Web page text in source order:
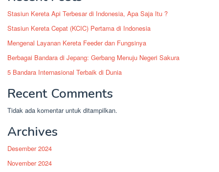
Stasiun Kereta Api Terbesar di Indonesia, Apa Saja Itu ?
Stasiun Kereta Cepat (KCIC) Pertama di Indonesia
Mengenal Layanan Kereta Feeder dan Fungsinya
Berbagai Bandara di Jepang: Gerbang Menuju Negeri Sakura
5 Bandara Internasional Terbaik di Dunia
Recent Comments
Tidak ada komentar untuk ditampilkan.
Archives
Desember 2024
November 2024